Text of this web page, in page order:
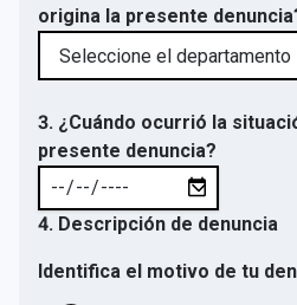
origina la presente
3. ¿Cuándo ocurrió la
presente denuncia?
4. Descripción de denuncia
Identifica el motivo de tu